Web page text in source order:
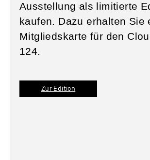
Ausstellung als limitierte
kaufen. Dazu erhalten Sie
Mitgliedskarte für den
124.
Zur Edition